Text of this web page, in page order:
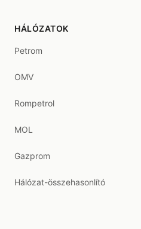
HÁLÓZATOK
Petrom
OMV
Rompetrol
MOL
Gazprom
Hálózat-összehasonlító